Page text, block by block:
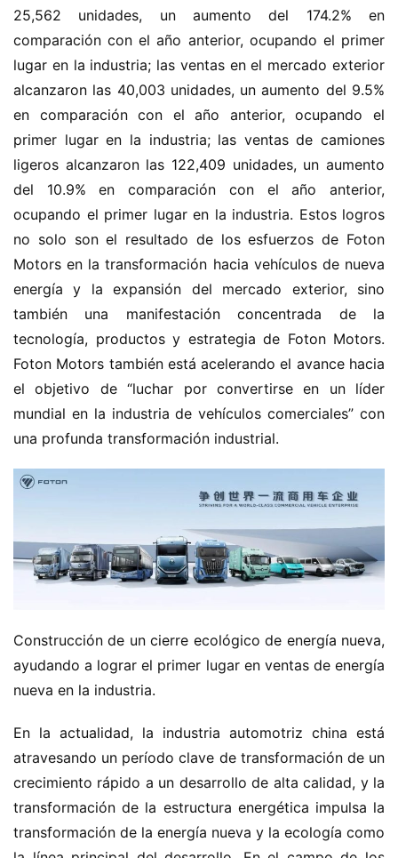
25,562 unidades, un aumento del 174.2% en
comparación con el año anterior, ocupando el primer
lugar en la industria; las ventas en el mercado exterior
alcanzaron las 40,003 unidades, un aumento del 9.5%
en comparación con el año anterior, ocupando el
primer lugar en la industria; las ventas de camiones
ligeros alcanzaron las 122,409 unidades, un aumento
del 10.9% en comparación con el año anterior,
ocupando el primer lugar en la industria. Estos logros
no solo son el resultado de los esfuerzos de Foton
Motors en la transformación hacia vehículos de nueva
energía y la expansión del mercado exterior, sino
también una manifestación concentrada de la
tecnología, productos y estrategia de Foton Motors.
Foton Motors también está acelerando el avance hacia
el objetivo de “luchar por convertirse en un líder
mundial en la industria de vehículos comerciales” con
una profunda transformación industrial.
Construcción de un cierre ecológico de energía nueva,
ayudando a lograr el primer lugar en ventas de energía
nueva en la industria.
En la actualidad, la industria automotriz china está
atravesando un período clave de transformación de un
crecimiento rápido a un desarrollo de alta calidad, y la
transformación de la estructura energética impulsa la
transformación de la energía nueva y la ecología como